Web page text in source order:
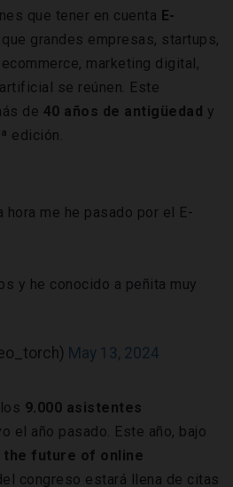
que tener en cuenta E-
grandes empresas, startups,
marketing digital,
se reúnen. Este
de 40 años de antigüedad y
edición.
hora me he pasado por el E-
y he conocido a peñita muy
May 13, 2024
9.000 asistentes
el año pasado. Este año, bajo
the future of online
congreso estará llena de citas